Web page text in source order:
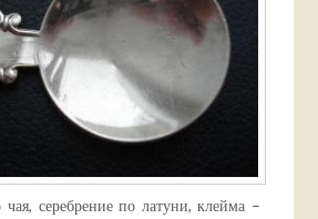
серебрение по латуни, клейма –